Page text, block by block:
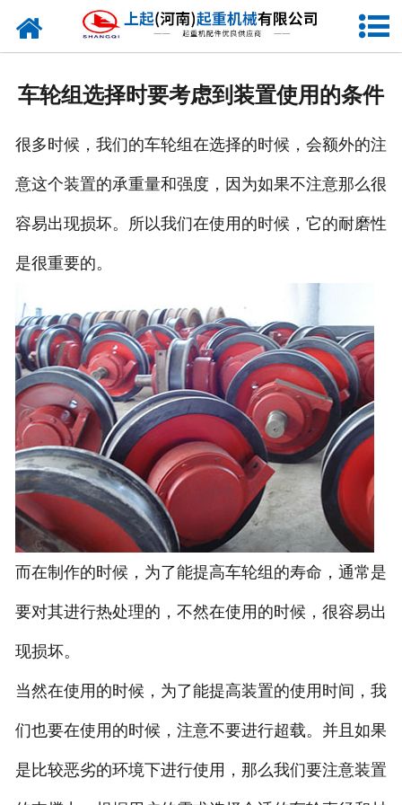
网站首页
联系我们
车轮组选择时要考虑到装置使用的条件
很多时候，我们的车轮组在选择的时候，会额外的注
意这个装置的承重量和强度，因为如果不注意那么很
容易出现损坏。所以我们在使用的时候，它的耐磨性
是很重要的。
而在制作的时候，为了能提高车轮组的寿命，通常是
要对其进行热处理的，不然在使用的时候，很容易出
现损坏。
当然在使用的时候，为了能提高装置的使用时间，我
们也要在使用的时候，注意不要进行超载。并且如果
是比较恶劣的环境下进行使用，那么我们要注意装置